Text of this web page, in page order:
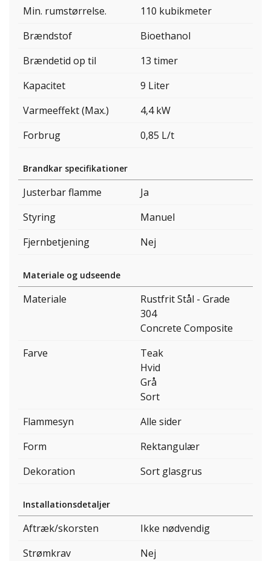
Min. rumstørrelse.
110 kubikmeter
Brændstof
Bioethanol
Brændetid op til
13 timer
Kapacitet
9 Liter
Varmeeffekt (Max.)
4,4 kW
Forbrug
0,85 L/t
Brandkar specifikationer
Justerbar flamme
Ja
Styring
Manuel
Fjernbetjening
Nej
Materiale og udseende
Materiale
Rustfrit Stål - Grade
304
Concrete Composite
Farve
Teak
Hvid
Grå
Sort
Flammesyn
Alle sider
Form
Rektangulær
Dekoration
Sort glasgrus
Installationsdetaljer
Aftræk/skorsten
Ikke nødvendig
Strømkrav
Nej